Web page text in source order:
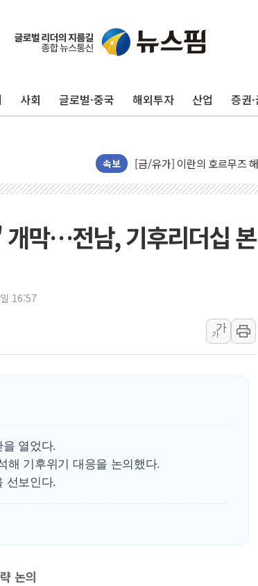
사회 글로벌·중국 해외투자 산업 증권
속보
트럼프, 폴리실리콘·태양
[채권/외환] 국제유가 급등
트럼프, '원정출산 시민권
현대리바트, 원가 개선으로
"세금 부담 덜자"…비거주 1
[금/유가] 이란의 호르무즈
뉴욕증시, 유가·금리 부담
[민주 당권주자 일정] 송영
李대통령, 오늘 오후 2시 부
[오늘의 국회일정] 상임위·
이란, 美·이스라엘 선박
유럽증시, 견조한 실적 소
리투아니아 국방 "러, 우크
구광모, 내주 실리콘밸리
개막…전남, 기후리더십 본
16:57
가
가
열었다.
해 기후위기 대응을 논의했다.
선보인다.
논의